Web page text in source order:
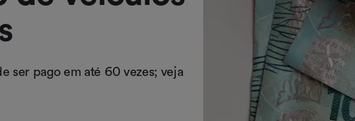
ser pago em até 60 vezes; veja